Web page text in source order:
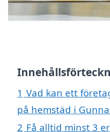
1 Vad kan ett
på hemstäd i
2 Få alltid minst 3